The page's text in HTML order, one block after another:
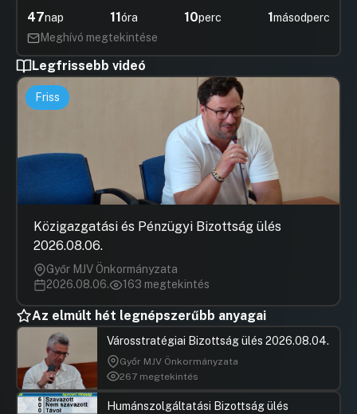
47nap 11óra 10perc 1másodperc
Meghívó megtekintése
Legfrissebb videó
Friss
Közigazgatási és Pénzügyi Bizottság ülés
2026.08.06.
Győr MJV Önkormányzata
2026.08.06.
163 megtekintés
Az elmúlt hét legnépszerűbb anyagai
Városstratégiai Bizottság ülés 2026.08.04.
Győr MJV Önkormányzata
267 megtekintés
Humánszolgáltatási Bizottság ülés